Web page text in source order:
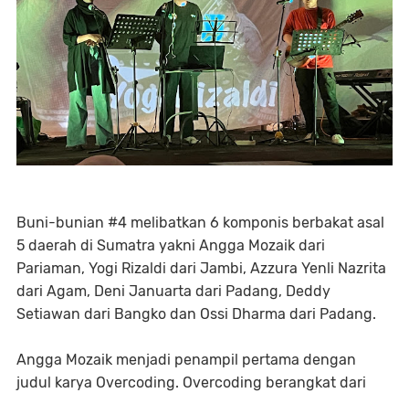
Buni-bunian #4 melibatkan 6 komponis berbakat asal
5 daerah di Sumatra yakni Angga Mozaik dari
Pariaman, Yogi Rizaldi dari Jambi, Azzura Yenli Nazrita
dari Agam, Deni Januarta dari Padang, Deddy
Setiawan dari Bangko dan Ossi Dharma dari Padang.
Angga Mozaik menjadi penampil pertama dengan
judul karya Overcoding. Overcoding berangkat dari